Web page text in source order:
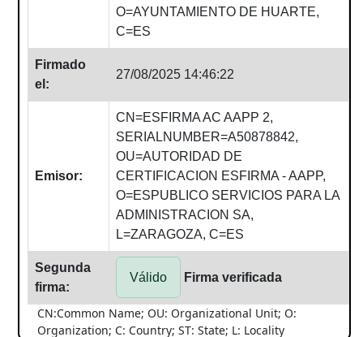
O=AYUNTAMIENTO DE HUARTE,
C=ES
Firmado
el:
27/08/2025 14:46:22
Emisor:
CN=ESFIRMA AC AAPP 2,
SERIALNUMBER=A50878842,
OU=AUTORIDAD DE
CERTIFICACION ESFIRMA - AAPP,
O=ESPUBLICO SERVICIOS PARA LA
ADMINISTRACION SA,
L=ZARAGOZA, C=ES
Segunda
firma:
Válido Firma verificada
CN:Common Name; OU: Organizational Unit; O:
Organization; C: Country; ST: State; L: Locality